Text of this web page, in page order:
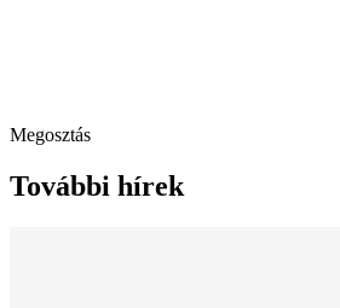
Megosztás
További hírek